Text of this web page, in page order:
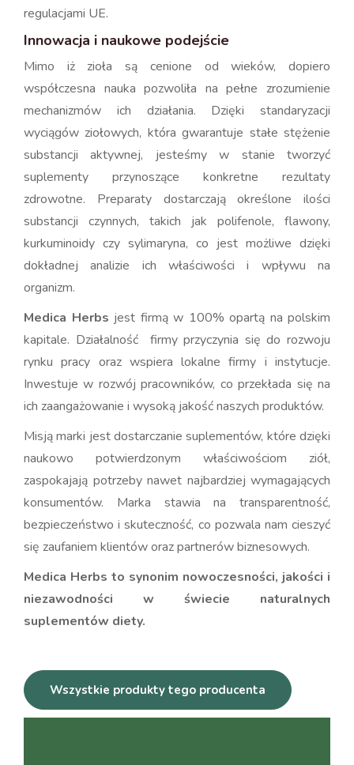
regulacjami UE.
Innowacja i naukowe podejście
Mimo iż zioła są cenione od wieków, dopiero
współczesna nauka pozwoliła na pełne zrozumienie
mechanizmów ich działania. Dzięki standaryzacji
wyciągów ziołowych, która gwarantuje stałe stężenie
substancji aktywnej, jesteśmy w stanie tworzyć
suplementy przynoszące konkretne rezultaty
zdrowotne. Preparaty dostarczają określone ilości
substancji czynnych, takich jak polifenole, flawony,
kurkuminoidy czy sylimaryna, co jest możliwe dzięki
dokładnej analizie ich właściwości i wpływu na
organizm.
Medica Herbs jest firmą w 100% opartą na polskim
kapitale. Działalność firmy przyczynia się do rozwoju
rynku pracy oraz wspiera lokalne firmy i instytucje.
Inwestuje w rozwój pracowników, co przekłada się na
ich zaangażowanie i wysoką jakość naszych produktów.
Misją marki jest dostarczanie suplementów, które dzięki
naukowo potwierdzonym właściwościom ziół,
zaspokajają potrzeby nawet najbardziej wymagających
konsumentów. Marka stawia na transparentność,
bezpieczeństwo i skuteczność, co pozwala nam cieszyć
się zaufaniem klientów oraz partnerów biznesowych.
Medica Herbs to synonim nowoczesności, jakości i
niezawodności w świecie naturalnych
suplementów diety.
Wszystkie produkty tego producenta